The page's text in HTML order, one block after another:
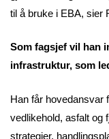
til å bruke i EBA, sier
Som fagsjef vil han
infrastruktur, som
Han får hovedansvar
vedlikehold, asfalt og
strategier,